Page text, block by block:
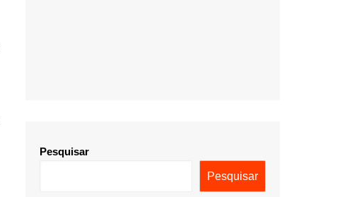
Pesquisar
Pesquisar